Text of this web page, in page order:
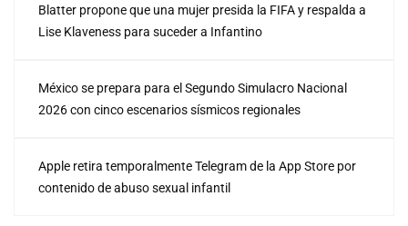
Blatter propone que una mujer presida la FIFA y respalda a
Lise Klaveness para suceder a Infantino
México se prepara para el Segundo Simulacro Nacional
2026 con cinco escenarios sísmicos regionales
Apple retira temporalmente Telegram de la App Store por
contenido de abuso sexual infantil